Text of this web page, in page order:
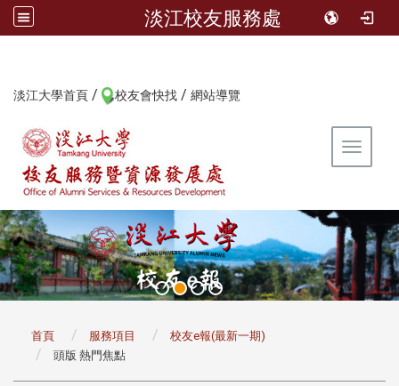
淡江校友服務處
淡江大學首頁 / 校友會快找 / 網站導覽
Toggle
首頁 服務項目
校友e報(最新一期)
頭版 熱門焦點